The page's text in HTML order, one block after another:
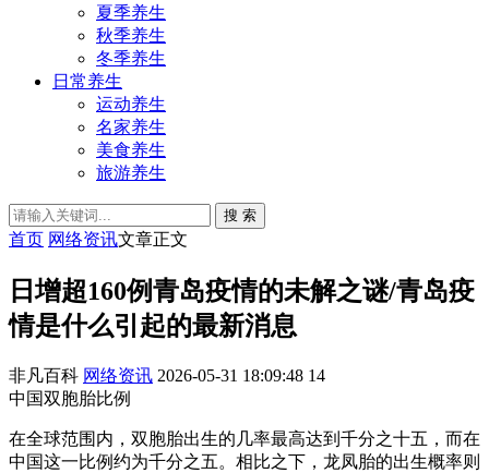
夏季养生
秋季养生
冬季养生
日常养生
运动养生
名家养生
美食养生
旅游养生
搜 索
首页 网络资讯文章正文
日增超160例青岛疫情的未解之谜/青岛疫
情是什么引起的最新消息
非凡百科 网络资讯 2026-05-31 18:09:48 14
中国双胞胎比例
在全球范围内，双胞胎出生的几率最高达到千分之十五，而在
中国这一比例约为千分之五。相比之下，龙凤胎的出生概率则